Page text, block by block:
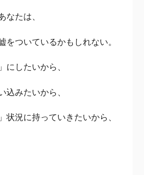
なたは、
をついているかもしれない。
にしたいから、
込みたいから、
状況に持っていきたいから、